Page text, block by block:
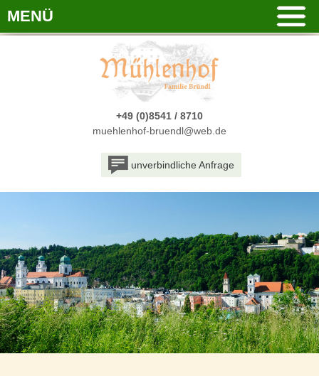
+49 (0)8541 / 8710
muehlenhof-bruendl@web.de
unverbindliche Anfrage
MENÜ